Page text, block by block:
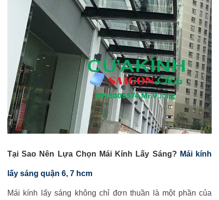
Tại Sao Nên Lựa Chọn Mái Kính Lấy Sáng? Mái kính
lấy sáng quận 6, 7 hcm
Mái kính lấy sáng không chỉ đơn thuần là một phần của